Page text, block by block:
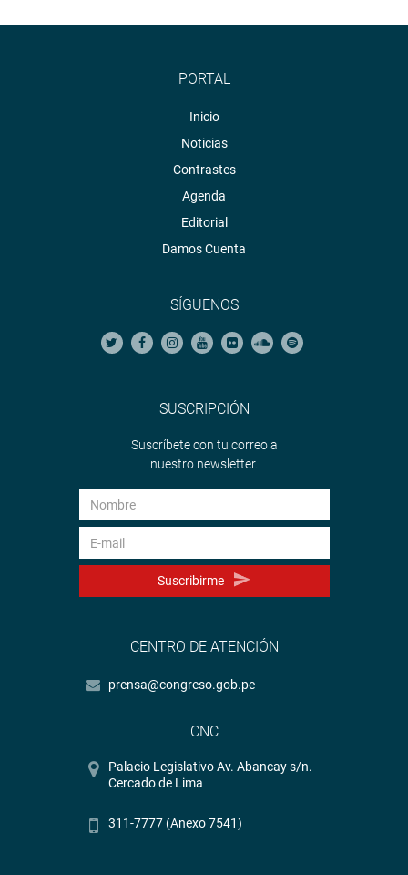
PORTAL
Inicio
Noticias
Contrastes
Agenda
Editorial
Damos Cuenta
SÍGUENOS
SUSCRIPCIÓN
Suscríbete con tu correo a
nuestro newsletter.
Suscribirme
CENTRO DE ATENCIÓN
prensa@congreso.gob.pe
CNC
Palacio Legislativo Av. Abancay s/n.
Cercado de Lima
311-7777 (Anexo 7541)